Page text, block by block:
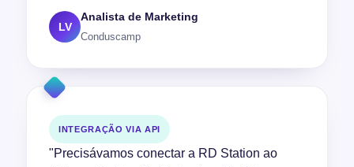
LV
Analista de Marketing
Conduscamp
INTEGRAÇÃO VIA API
"Precisávamos conectar a RD Station ao